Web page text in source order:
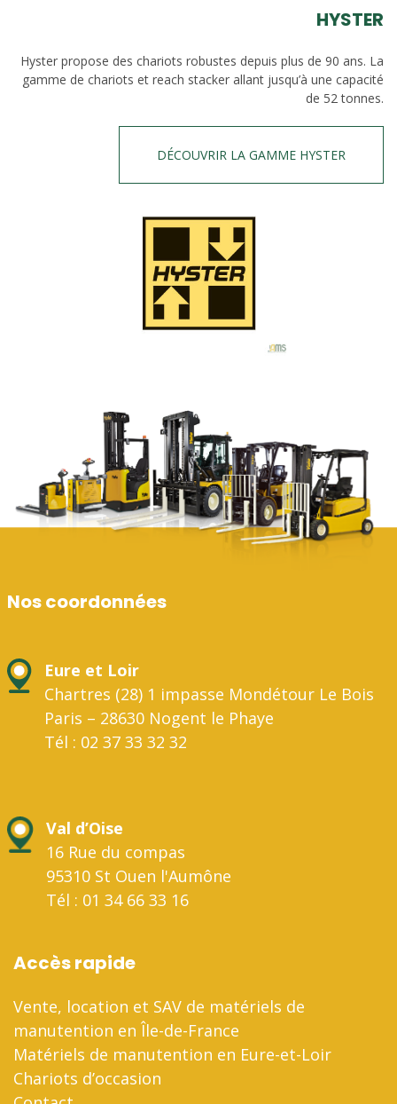
HYSTER
Hyster propose des chariots robustes depuis plus de 90 ans. La
gamme de chariots et reach stacker allant jusqu’à une capacité
de 52 tonnes.
DÉCOUVRIR LA GAMME HYSTER
Nos coordonnées
Eure et Loir
Chartres (28) 1 impasse Mondétour Le Bois
Paris – 28630 Nogent le Phaye
Tél : 02 37 33 32 32
Val d’Oise
16 Rue du compas
95310 St Ouen l'Aumône
Tél : 01 34 66 33 16
Accès rapide
Vente, location et SAV de matériels de
manutention en Île-de-France
Matériels de manutention en Eure-et-Loir
Chariots d’occasion